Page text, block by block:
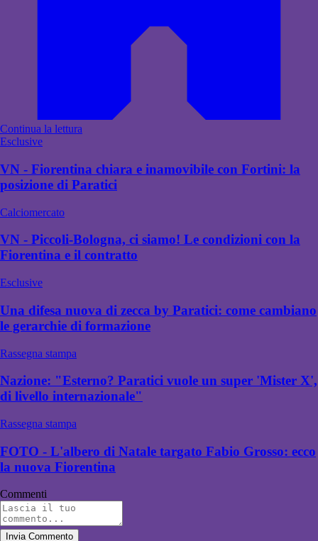
Continua la lettura
Esclusive
VN - Fiorentina chiara e inamovibile con Fortini: la
posizione di Paratici
Calciomercato
VN - Piccoli-Bologna, ci siamo! Le condizioni con la
Fiorentina e il contratto
Esclusive
Una difesa nuova di zecca by Paratici: come cambiano
le gerarchie di formazione
Rassegna stampa
Nazione: "Esterno? Paratici vuole un super 'Mister X',
di livello internazionale"
Rassegna stampa
FOTO - L'albero di Natale targato Fabio Grosso: ecco
la nuova Fiorentina
Commenti
Invia Commento